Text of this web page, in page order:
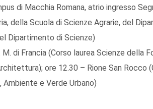
di Macchia Romana, atrio ingresso
della Scuola di Scienze Agrarie, del
Dipartimento di Scienze)
di Francia (Corso laurea Scienze della
ore 12.30 – Rione San Rocco
e Verde Urbano)